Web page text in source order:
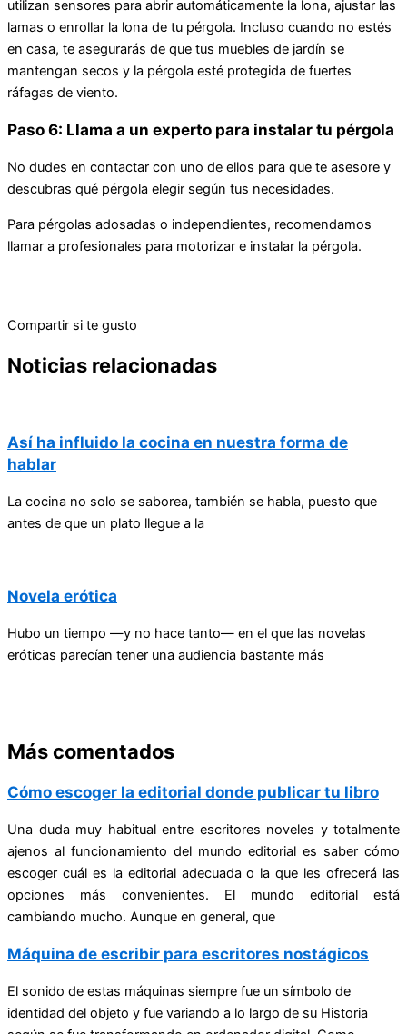
utilizan sensores para abrir automáticamente la lona, ajustar las
lamas o enrollar la lona de tu pérgola. Incluso cuando no estés
en casa, te asegurarás de que tus muebles de jardín se
mantengan secos y la pérgola esté protegida de fuertes
ráfagas de viento.
Paso 6: Llama a un experto para instalar tu pérgola
No dudes en contactar con uno de ellos para que te asesore y
descubras qué pérgola elegir según tus necesidades.
Para pérgolas adosadas o independientes, recomendamos
llamar a profesionales para motorizar e instalar la pérgola.
Compartir si te gusto
Noticias relacionadas
Así ha influido la cocina en nuestra forma de
hablar
La cocina no solo se saborea, también se habla, puesto que
antes de que un plato llegue a la
Novela erótica
Hubo un tiempo —y no hace tanto— en el que las novelas
eróticas parecían tener una audiencia bastante más
Más comentados
Cómo escoger la editorial donde publicar tu libro
Una duda muy habitual entre escritores noveles y totalmente
ajenos al funcionamiento del mundo editorial es saber cómo
escoger cuál es la editorial adecuada o la que les ofrecerá las
opciones más convenientes. El mundo editorial está
cambiando mucho. Aunque en general, que
Máquina de escribir para escritores nostágicos
El sonido de estas máquinas siempre fue un símbolo de
identidad del objeto y fue variando a lo largo de su Historia